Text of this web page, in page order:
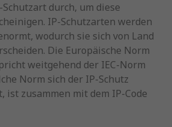
durch, um diese
IP-Schutzarten werden
wodurch sie sich von Land
Die Europäische Norm
weitgehend der IEC-Norm
Norm sich der IP-Schutz
ist zusammen mit dem IP-Code